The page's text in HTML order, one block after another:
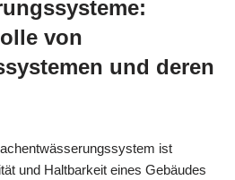
von
und deren
ist
und Haltbarkeit eines Gebäudes